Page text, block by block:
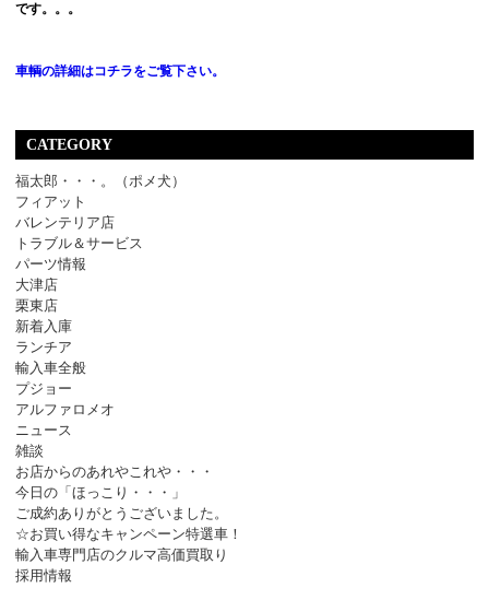
です。。。
車輌の詳細はコチラをご覧下さい。
CATEGORY
福太郎・・・。（ポメ犬）
フィアット
バレンテリア店
トラブル＆サービス
パーツ情報
大津店
栗東店
新着入庫
ランチア
輸入車全般
プジョー
アルファロメオ
ニュース
雑談
お店からのあれやこれや・・・
今日の「ほっこり・・・」
ご成約ありがとうございました。
☆お買い得なキャンペーン特選車！
輸入車専門店のクルマ高価買取り
採用情報